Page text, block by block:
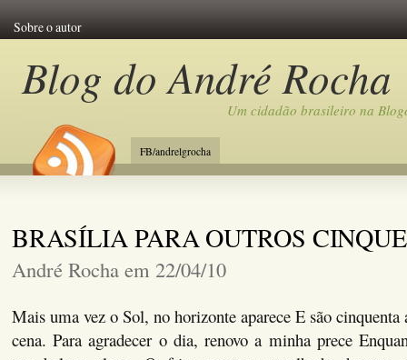
Sobre o autor
Blog do André Rocha
Um cidadão brasileiro na
FB/andrelgrocha
BRASÍLIA PARA OUTROS
André Rocha em 22/04/10
Mais uma vez o Sol, no horizonte aparece E são cinquenta
cena. Para agradecer o dia, renovo a minha prece